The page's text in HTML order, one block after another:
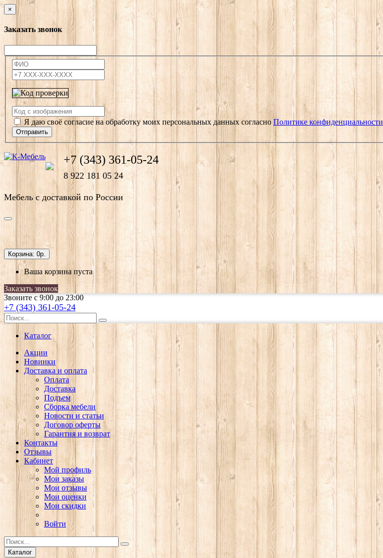
×
Заказать звонок
Я даю своё согласие на обработку моих персональных данных согласно Политике конфиденциальности
Отправить
+7 (343) 361-05-24
8 922 181 05 24
Мебель с доставкой по России
Корзина: 0р.
Ваша корзина пуста
Заказать звонок
Звоните с 9:00 до 23:00
+7 (343) 361-05-24
Каталог
Акции
Новинки
Доставка и оплата
Оплата
Доставка
Подъем
Сборка мебели
Новости и статьи
Договор оферты
Гарантия и возврат
Контакты
Отзывы
Кабинет
Мой профиль
Мои заказы
Мои отзывы
Мои оценки
Мои скидки
Войти
Каталог